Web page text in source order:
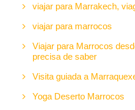
viajar para Marrakech,
viajar para marrocos
Viajar para Marrocos
precisa de saber
Visita guiada a
Yoga Deserto Marrocos